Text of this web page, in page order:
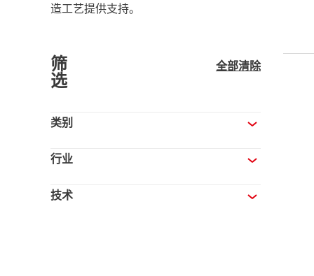
造工艺提供支持。
筛
选
全部清除
类别
行业
技术